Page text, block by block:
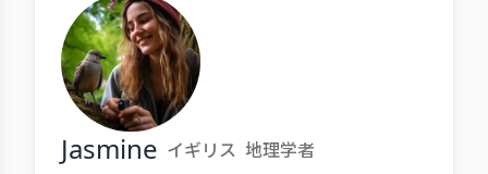
Jasmine イギリス 地理学者